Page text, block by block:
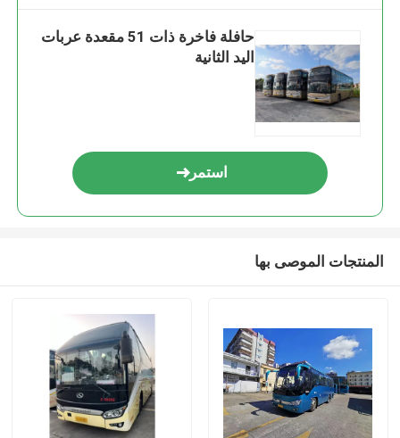
حافلة فاخرة ذات 51 مقعدة عربات
اليد الثانية
استمر
المنتجات الموصى بها